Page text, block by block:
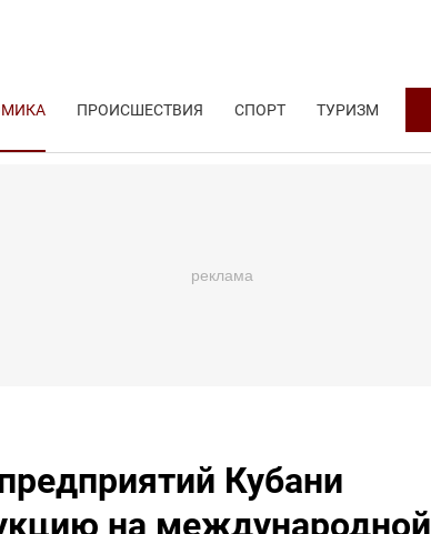
ПРОИСШЕСТВИЯ СПОРТ ТУРИЗМ
Кубани
на международной